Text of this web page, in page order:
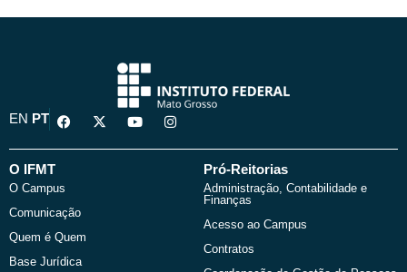
EN PT
F
a
e
o
k
X
-
w
Y
o
t
I
n
t
O IFMT
O Campus
Comunicação
Quem é Quem
Base Jurídica
Pró-Reitorias
Administração, Contabilidade e
Finanças
Acesso ao Campus
Contratos